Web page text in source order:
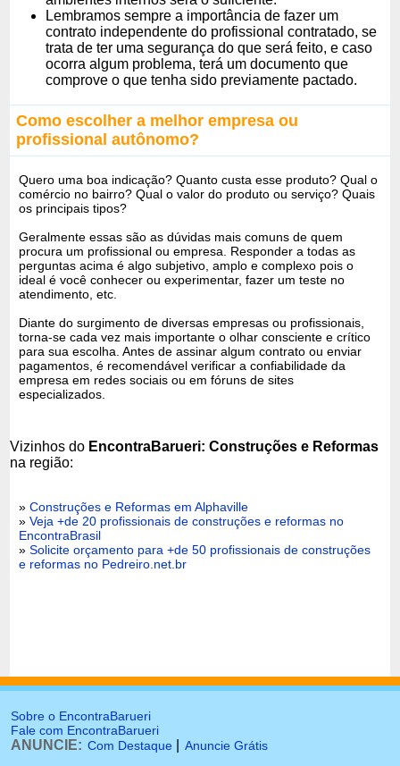
Lembramos sempre a importância de fazer um
contrato independente do profissional contratado, se
trata de ter uma segurança do que será feito, e caso
ocorra algum problema, terá um documento que
comprove o que tenha sido previamente pactado.
Como escolher a melhor empresa ou
profissional autônomo?
Quero uma boa indicação? Quanto custa esse produto? Qual o
comércio no bairro? Qual o valor do produto ou serviço? Quais
os principais tipos?
Geralmente essas são as dúvidas mais comuns de quem
procura um profissional ou empresa. Responder a todas as
perguntas acima é algo subjetivo, amplo e complexo pois o
ideal é você conhecer ou experimentar, fazer um teste no
atendimento, etc.
Diante do surgimento de diversas empresas ou profissionais,
torna-se cada vez mais importante o olhar consciente e crítico
para sua escolha. Antes de assinar algum contrato ou enviar
pagamentos, é recomendável verificar a confiabilidade da
empresa em redes sociais ou em fóruns de sites
especializados.
Vizinhos do EncontraBarueri: Construções e Reformas
na região:
»Construções e Reformas em Alphaville
»Veja +de 20 profissionais de construções e reformas no
EncontraBrasil
»Solicite orçamento para +de 50 profissionais de construções
e reformas no Pedreiro.net.br
Sobre o EncontraBarueri
Fale com EncontraBarueri
ANUNCIE: Com Destaque Anuncie Grátis